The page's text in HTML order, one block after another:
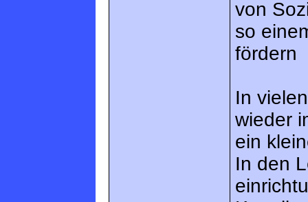
von
so
fördern
In
wieder
ein
In den